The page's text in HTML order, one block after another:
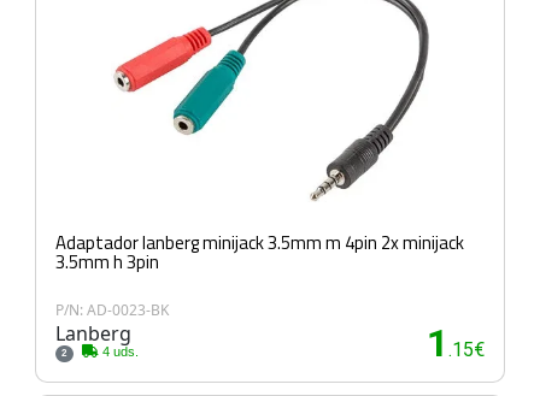
Adaptador lanberg minijack 3.5mm m 4pin 2x minijack
3.5mm h 3pin
P/N: AD-0023-BK
Lanberg
2 4 uds. 1 .15€